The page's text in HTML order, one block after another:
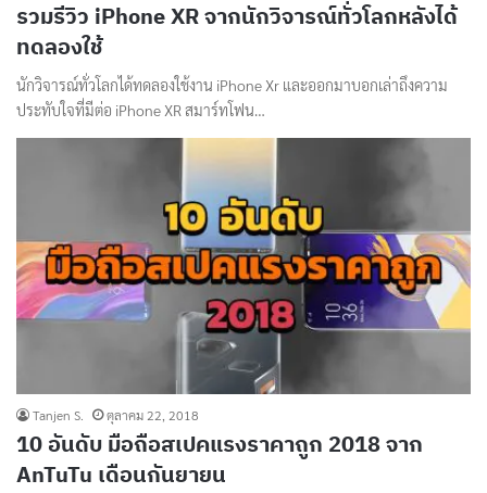
รวมรีวิว iPhone XR จากนักวิจารณ์ทั่วโลกหลังได้
ทดลองใช้
นักวิจารณ์ทั่วโลกได้ทดลองใช้งาน iPhone Xr และออกมาบอกเล่าถึงความ
ประทับใจที่มีต่อ iPhone XR สมาร์ทโฟน…
Tanjen S. ตุลาคม 22, 2018
10 อันดับ มือถือสเปคแรงราคาถูก 2018 จาก
AnTuTu เดือนกันยายน